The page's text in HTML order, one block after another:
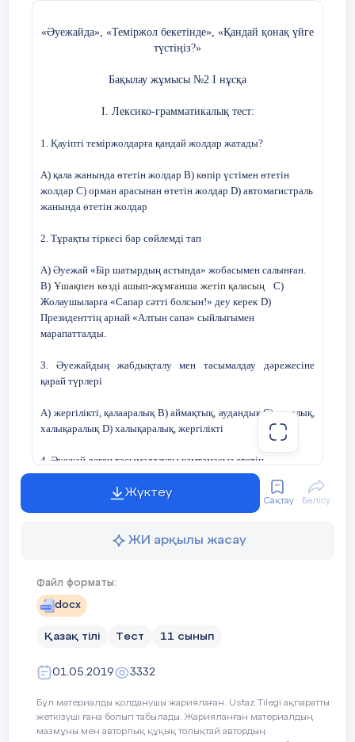
«Әуежайда», «Теміржол бекетінде», «Қандай қонақ үйге
түстіңіз?»
Бақылау жұмысы №2 І нұсқа
І. Лексико-грамматикалық тест:
1. Қауіпті теміржолдарға қандай жолдар жатады?
А) қала жанында өтетін жолдар В) көпір үстімен өтетін
жолдар С) орман арасынан өтетін жолдар D) автомагистраль
жанында өтетін жолдар
2. Тұрақты тіркесі бар сөйлемді тап
А) Әуежай «Бір шатырдың астында» жобасымен салынған.
В) Ұшақпен көзді ашып-жұмғанша жетіп қаласың
С)
Жолаушыларға «Сапар сәтті болсын!» деу керек D)
Президенттің арнай «Алтын сапа» сыйлығымен
марапатталды.
3. Әуежайдың жабдықталу мен тасымалдау дәрежесіне
қарай түрлері
А) жергілікті, қалааралық В) аймақтық, аудандық С) қалалық,
халықаралық D) халықаралық, жергілікті
4. Әуежай деген тасымалдауды қамтамасыз ететін ...............
А) аэродром В ) аэровокзал С) өнеркәсіп ) кәсіпорын
6.Бесжұлдызды қонақүйдің сипаты
А) міндетті түрде швейцар, кіретін есік бірнеше, бір қабаты
қызмет көрсетушілерге
В) қонақүйдің аты, күзет пен кезекшілік тәулік бойы,
бөлмелер толық жабдықталған
С) жалпы кішігірім холы бар, төсек-орын екі рет
ауыстырылады, асхана бөлек ғимаратта D) бөлмелері
Жүктеу
Сақтау Бөлісу
ЖИ арқылы жасау
Файл форматы:
docx
Қазақ тілі Тест 11 сынып
01.05.2019 3332
Бұл материалды қолданушы жариялаған. Ustaz Tilegi ақпаратты
жеткізуші ғана болып табылады. Жарияланған материалдың
мазмұны мен авторлық құқық толықтай автордың